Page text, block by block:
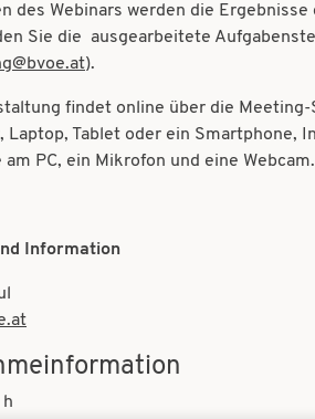
des Webinars werden die
Sie die ausgearbeitete
).
findet online über die
Laptop, Tablet oder ein Smartphone,
am PC, ein Mikrofon und eine Webcam.
Information